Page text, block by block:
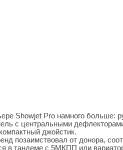
Showjet Pro намного больше:
с центральными
джойстик.
позаимствовал от донора,
в тандеме с 5МКПП или